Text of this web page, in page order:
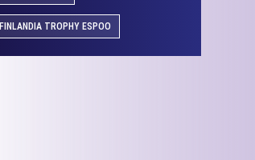
FINLANDIA TROPHY ESPOO